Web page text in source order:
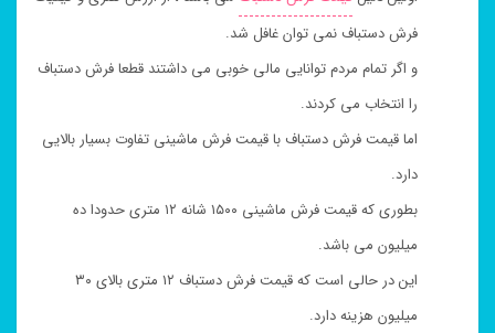
فرش دستباف نمی توان غافل شد.
و اگر تمام مردم توانایی مالی خوبی می داشتند قطعا فرش دستباف
را انتخاب می کردند.
اما قیمت فرش دستباف با قیمت فرش ماشینی تفاوت بسیار بالایی
دارد.
بطوری که قیمت فرش ماشینی ۱۵۰۰ شانه ۱۲ متری حدودا ده
میلیون می باشد.
این در حالی است که قیمت فرش دستباف ۱۲ متری بالای ۳۰
میلیون هزینه دارد.